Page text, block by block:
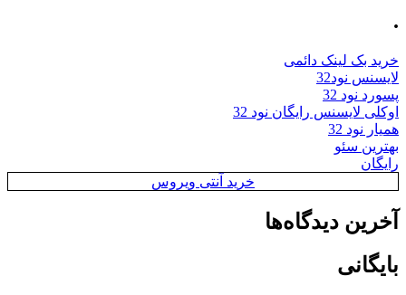
.
خرید بک لینک دائمی
لایسنس نود32
پسورد نود 32
اوکلی لایسنس رایگان نود 32
همیار نود 32
بهترین سئو
رایگان
خرید آنتی ویروس
آخرین دیدگاه‌ها
بایگانی